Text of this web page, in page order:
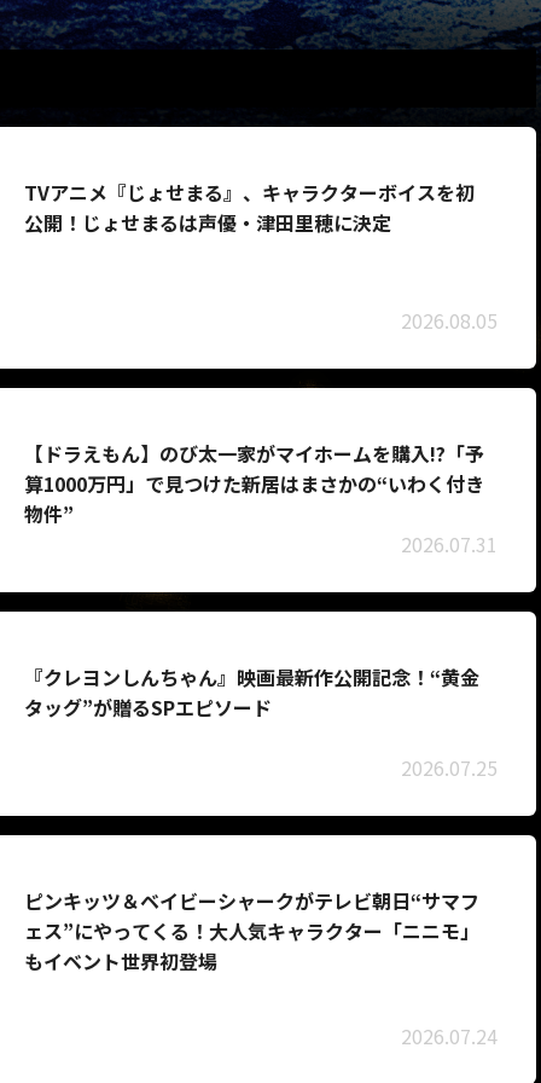
TVアニメ『じょせまる』、キャラクターボイスを初
公開！じょせまるは声優・津田里穂に決定
2026.08.05
【ドラえもん】のび太一家がマイホームを購入!?「予
算1000万円」で見つけた新居はまさかの“いわく付き
物件”
2026.07.31
『クレヨンしんちゃん』映画最新作公開記念！“黄金
タッグ”が贈るSPエピソード
2026.07.25
ピンキッツ＆ベイビーシャークがテレビ朝日“サマフ
ェス”にやってくる！大人気キャラクター「ニニモ」
もイベント世界初登場
2026.07.24